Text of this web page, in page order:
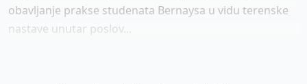
obavljanje prakse studenata Bernaysa u vidu terenske
nastave unutar poslov...